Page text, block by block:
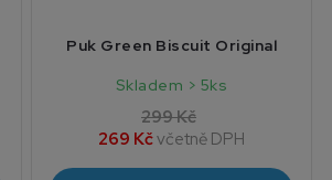
Puk Green Biscuit Original
Skladem > 5ks
299 Kč
269 Kčvčetně DPH